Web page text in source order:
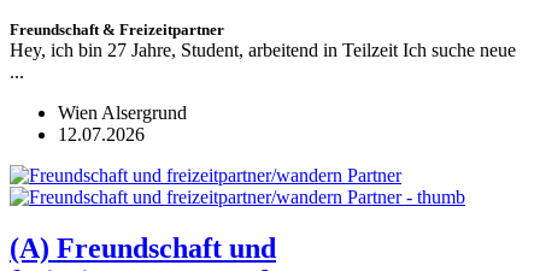
Freundschaft & Freizeitpartner
Hey, ich bin 27 Jahre, Student, arbeitend in Teilzeit Ich suche neue
...
Wien Alsergrund
12.07.2026
(A) Freundschaft und